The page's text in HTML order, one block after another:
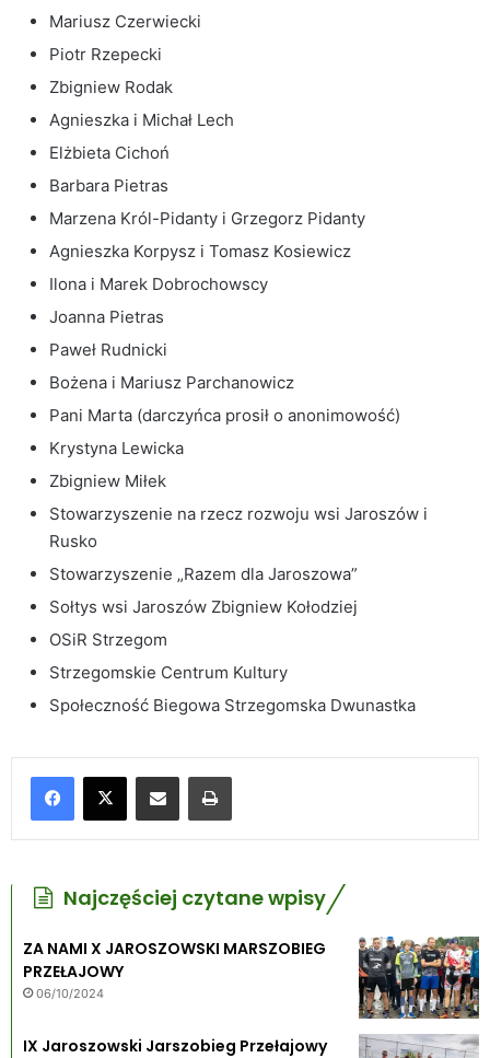
Mariusz Czerwiecki
Piotr Rzepecki
Zbigniew Rodak
Agnieszka i Michał Lech
Elżbieta Cichoń
Barbara Pietras
Marzena Król-Pidanty i Grzegorz Pidanty
Agnieszka Korpysz i Tomasz Kosiewicz
Ilona i Marek Dobrochowscy
Joanna Pietras
Paweł Rudnicki
Bożena i Mariusz Parchanowicz
Pani Marta (darczyńca prosił o anonimowość)
Krystyna Lewicka
Zbigniew Miłek
Stowarzyszenie na rzecz rozwoju wsi Jaroszów i
Rusko
Stowarzyszenie „Razem dla Jaroszowa”
Sołtys wsi Jaroszów Zbigniew Kołodziej
OSiR Strzegom
Strzegomskie Centrum Kultury
Społeczność Biegowa Strzegomska Dwunastka
Udostępnij poprzez e-mail Drukuj
Najczęściej czytane wpisy
ZA NAMI X JAROSZOWSKI MARSZOBIEG
PRZEŁAJOWY
06/10/2024
IX Jaroszowski Jarszobieg Przełajowy